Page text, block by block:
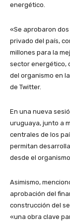
energético.
«Se aprobaron
privado del país,
millones para la
sector energético,
del organismo en
de Twitter.
En una nueva
uruguaya, junto a
centrales de los
permitan
desde el
Asimismo,
aprobación del
construcción del
«una obra clave